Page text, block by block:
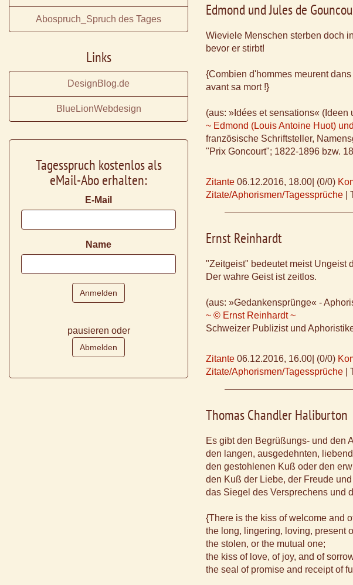
Edmond und Jules de
Wieviele Menschen sterben doch
bevor er stirbt!
{Combien d'hommes meurent
avant sa mort !}
(aus: »Idées et sensations« (Ideen
~ Edmond (Louis Antoine Huot)
französische Schriftsteller,
"Prix Goncourt"; 1822-1896 bzw.
Zitante 06.12.2016, 18.00 (0/0)
Zitate/Aphorismen/Tagessprüche
Ernst Reinhardt
"Zeitgeist" bedeutet meist Ungeist
Der wahre Geist ist zeitlos.
(aus: »Gedankensprünge« -
~ © Ernst Reinhardt ~
Schweizer Publizist und
Zitante 06.12.2016, 16.00 (0/0)
Zitate/Aphorismen/Tagessprüche
Thomas Chandler Haliburton
Es gibt den Begrüßungs- und den
den langen, ausgedehnten,
den gestohlenen Kuß oder den
den Kuß der Liebe, der Freude
das Siegel des Versprechens und
{There is the kiss of welcome and
the long, lingering, loving, present
the stolen, or the mutual one;
the kiss of love, of joy, and of
the seal of promise and receipt of
Abospruch_Spruch des Tages
Links
DesignBlog.de
BlueLionWebdesign
Tagesspruch kostenlos als
eMail-Abo erhalten:
E-Mail
Name
pausieren oder